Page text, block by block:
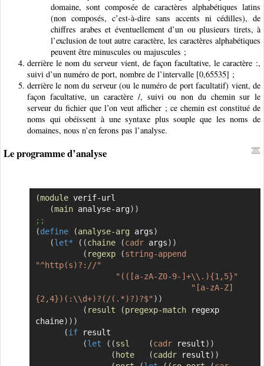
domaine, sont composée de caractères alphabétiques latins
(non composés, c’est-à-dire sans accents ni cédilles), de
chiffres arabes et éventuellement d’un ou plusieurs tirets, à
l’exclusion de tout autre caractère, les caractères alphabétiques
peuvent être minuscules ou majuscules ;
derrière le nom du serveur vient, de façon facultative, le caractère :,
suivi d’un numéro de port, nombre de l’intervalle [0,65535] ;
derrière le nom du serveur (ou le numéro de port facultatif) vient, de
façon facultative, un caractère /, suivi ou non du chemin sur le
serveur du fichier que l’on veut afficher ; ce chemin est constitué de
noms qui obéissent à une syntaxe plus souple que les noms de
domaines, nous n’en ferons pas l’analyse.
Le programme d’analyse
(module verif-url
(main analyse-arg) )
;;
(define (analyse-arg args)
(let* ( (chaine (cadr args) )
( regexp (string-append
"^http(s)?://"
"(([a-zA-Z0-9-]+\\.){1,5}"
"[a-zA-Z]
{2,4})(:\\d+)?(/(.*)?)?$" ) )
( result (pregexp-match regexp
chaine) ) )
(if result
(let ( (ssl (cadr result) )
( hote (caddr result) )